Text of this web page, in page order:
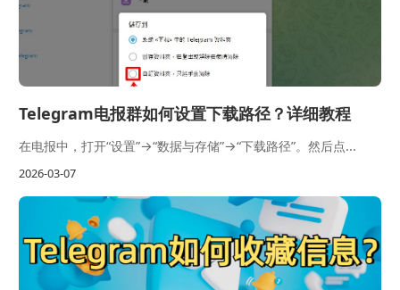
Telegram电报群如何设置下载路径？详细教程
在电报中，打开“设置”→“数据与存储”→“下载路径”。然后点...
2026-03-07